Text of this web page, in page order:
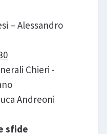
– Alessandro
Chieri -
Andreoni
sfide